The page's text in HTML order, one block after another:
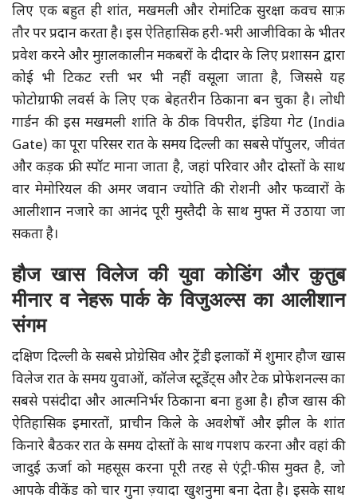
लिए एक बहुत ही शांत, मखमली और रोमांटिक सुरक्षा कवच साफ़
तौर पर प्रदान करता है। इस ऐतिहासिक हरी-भरी आजीविका के भीतर
प्रवेश करने और मुग़लकालीन मकबरों के दीदार के लिए प्रशासन द्वारा
कोई भी टिकट रत्ती भर भी नहीं वसूला जाता है, जिससे यह
फोटोग्राफी लवर्स के लिए एक बेहतरीन ठिकाना बन चुका है। लोधी
गार्डन की इस मखमली शांति के ठीक विपरीत, इंडिया गेट (India
Gate) का पूरा परिसर रात के समय दिल्ली का सबसे पॉपुलर, जीवंत
और कड़क फ्री स्पॉट माना जाता है, जहां परिवार और दोस्तों के साथ
वार मेमोरियल की अमर जवान ज्योति की रोशनी और फव्वारों के
आलीशान नजारे का आनंद पूरी मुस्तैदी के साथ मुफ्त में उठाया जा
सकता है।
हौज खास विलेज की युवा कोडिंग और कुतुब
मीनार व नेहरू पार्क के विजुअल्स का आलीशान
संगम
दक्षिण दिल्ली के सबसे प्रोग्रेसिव और ट्रेंडी इलाकों में शुमार हौज खास
विलेज रात के समय युवाओं, कॉलेज स्टूडेंट्स और टेक प्रोफेशनल्स का
सबसे पसंदीदा और आत्मनिर्भर ठिकाना बना हुआ है। हौज खास की
ऐतिहासिक इमारतों, प्राचीन किले के अवशेषों और झील के शांत
किनारे बैठकर रात के समय दोस्तों के साथ गपशप करना और वहां की
जादुई ऊर्जा को महसूस करना पूरी तरह से एंट्री-फीस मुक्त है, जो
आपके वीकेंड को चार गुना ज़्यादा खुशनुमा बना देता है। इसके साथ